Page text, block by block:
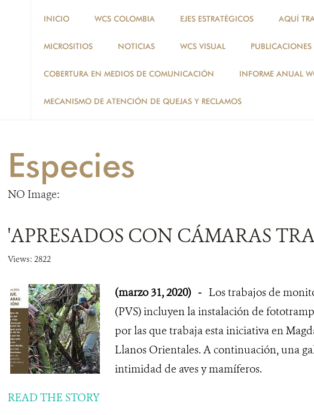
INICIO WCS COLOMBIA EJES ESTRATÉGICOS AQUÍ
MICROSITIOS NOTICIAS WCS VISUAL PUBLICACIONES
COBERTURA EN MEDIOS DE COMUNICACIÓN INFORME ANUAL
MECANISMO DE ATENCIÓN DE QUEJAS Y RECLAMOS
Especies
NO Image:
'APRESADOS CON CÁMARAS
Views: 2822
(marzo 31, 2020) - Los trabajos de
(PVS) incluyen la instalación de
por las que trabaja esta iniciativa en
Llanos Orientales. A continuación, una
intimidad de aves y mamíferos.
READ THE STORY